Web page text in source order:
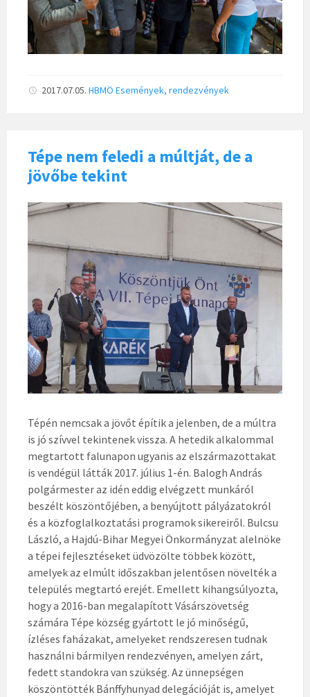
2017.07.05. HBMÖ Események, rendezvények
Tépe nem feledi a múltját, de a
jövőbe tekint
Tépén nemcsak a jövőt építik a jelenben, de a múltra
is jó szívvel tekintenek vissza. A hetedik alkalommal
megtartott falunapon ugyanis az elszármazottakat
is vendégül látták 2017. július 1-én. Balogh András
polgármester az idén eddig elvégzett munkáról
beszélt köszöntőjében, a benyújtott pályázatokról
és a közfoglalkoztatási programok sikereiről. Bulcsu
László, a Hajdú-Bihar Megyei Önkormányzat alelnöke
a tépei fejlesztéseket üdvözölte többek között,
amelyek az elmúlt időszakban jelentősen növelték a
település megtartó erejét. Emellett kihangsúlyozta,
hogy a 2016-ban megalapított Vásárszövetség
számára Tépe község gyártott le jó minőségű,
ízléses faházakat, amelyeket rendszeresen tudnak
használni bármilyen rendezvényen, amelyen zárt,
fedett standokra van szükség. Az ünnepségen
köszöntötték Bánffyhunyad delegációját is, amelyet